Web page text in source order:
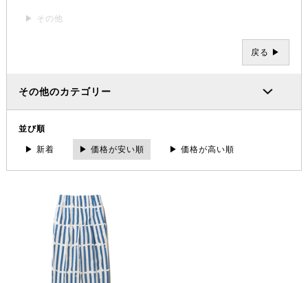
▶ その他
戻る ▶
その他のカテゴリー
並び順
▶ 新着 ▶ 価格が安い順 ▶ 価格が高い順